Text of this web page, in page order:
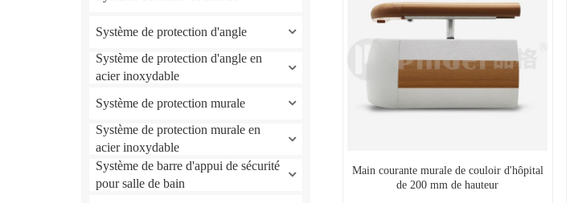
Système de protection d'angle
Système de protection d'angle en
acier inoxydable
Système de protection murale
Système de protection murale en
acier inoxydable
Système de barre d'appui de sécurité
pour salle de bain
Main courante murale de couloir d'hôpital
de 200 mm de hauteur